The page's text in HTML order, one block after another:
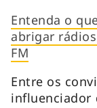
Entenda o
abrigar
FM
Entre os
influenciador